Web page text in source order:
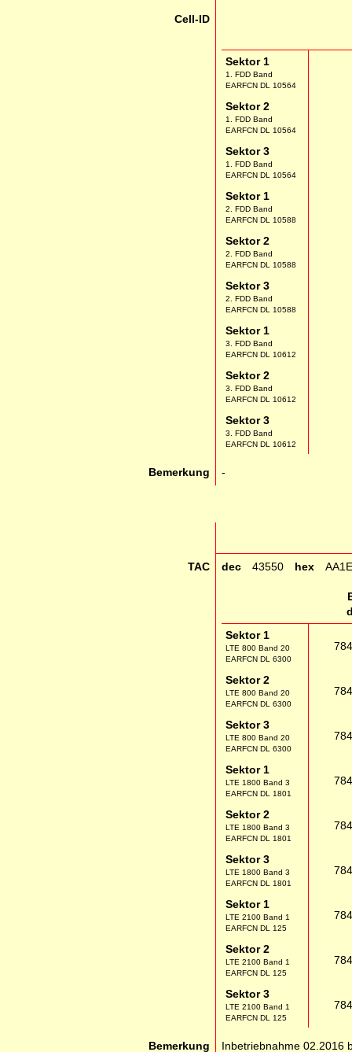
Cell-ID
Sektor 1
1. FDD Band
EARFCN DL 10564
Sektor 2
1. FDD Band
EARFCN DL 10564
Sektor 3
1. FDD Band
EARFCN DL 10564
Sektor 1
2. FDD Band
EARFCN DL 10588
Sektor 2
2. FDD Band
EARFCN DL 10588
Sektor 3
2. FDD Band
EARFCN DL 10588
Sektor 1
3. FDD Band
EARFCN DL 10612
Sektor 2
3. FDD Band
EARFCN DL 10612
Sektor 3
3. FDD Band
EARFCN DL 10612
Bemerkung -
TAC dec 43550 hex AA1E
Sektor 1
LTE 800 Band 20
EARFCN DL 6300
Sektor 2
LTE 800 Band 20
EARFCN DL 6300
Sektor 3
LTE 800 Band 20
EARFCN DL 6300
Sektor 1
LTE 1800 Band 3
EARFCN DL 1801
Sektor 2
LTE 1800 Band 3
EARFCN DL 1801
Sektor 3
LTE 1800 Band 3
EARFCN DL 1801
Sektor 1
LTE 2100 Band 1
EARFCN DL 125
Sektor 2
LTE 2100 Band 1
EARFCN DL 125
Sektor 3
LTE 2100 Band 1
EARFCN DL 125
Bemerkung Inbetriebnahme 02.2016